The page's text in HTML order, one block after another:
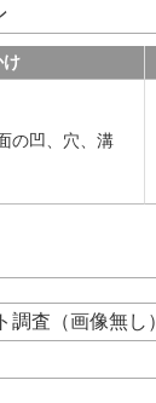
け
の凹、穴、溝
調査（画像無し